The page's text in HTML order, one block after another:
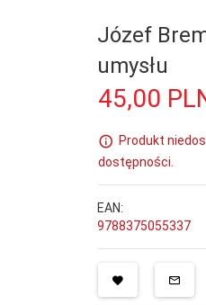
Józef
umysłu
45,00
Produkt
dostępności.
EAN:
9788375055337